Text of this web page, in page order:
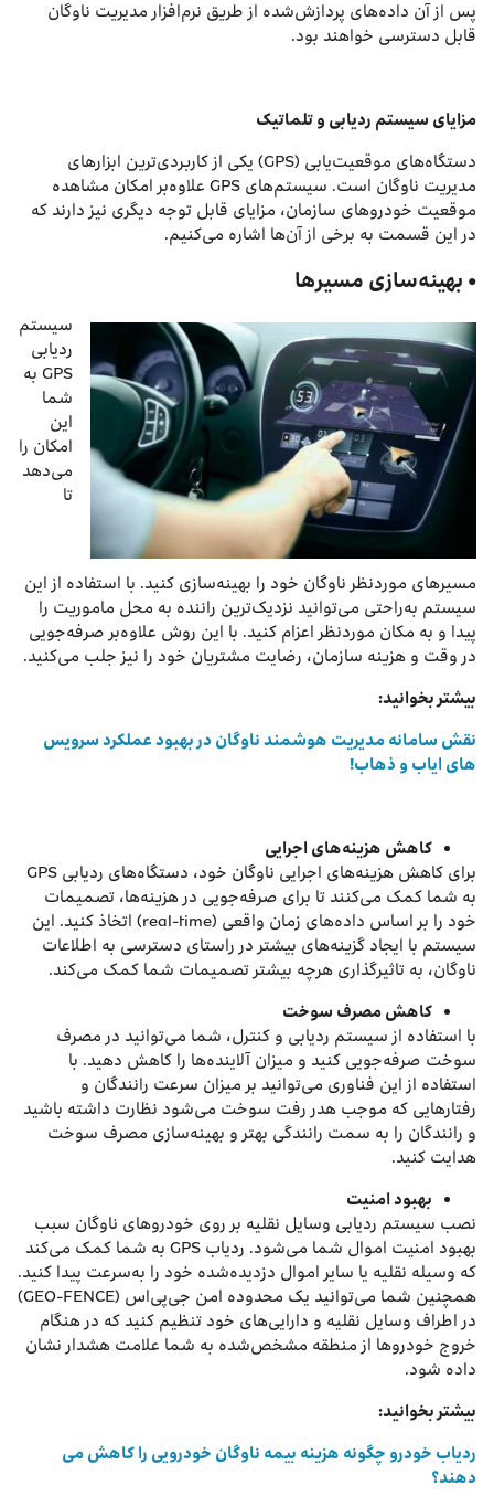
پس از آن داده‌های پردازش‌شده از طریق نرم‌افزار مدیریت ناوگان
قابل دسترسی خواهند بود.
مزایای سیستم ردیابی و تلماتیک
دستگاه‌های موقعیت‌یابی (GPS) یکی از کاربردی‌ترین ابزارهای
مدیریت ناوگان است. سیستم‌های GPS علاوه‌بر امکان مشاهده
موقعیت خودروهای سازمان، مزایای قابل توجه دیگری نیز دارند که
در این قسمت به برخی از آن‌ها اشاره می‌کنیم.
• بهینه‌سازی مسیرها
سیستم
ردیابی
GPS به
شما
این
امکان را
می‌دهد
تا
مسیرهای موردنظر ناوگان خود را بهینه‌سازی کنید. با استفاده از این
سیستم به‌راحتی می‌توانید نزدیک‌ترین راننده به محل ماموریت را
پیدا و به مکان موردنظر اعزام کنید. با این روش علاوه‌بر صرفه‌جویی
در وقت و هزینه سازمان، رضایت مشتریان خود را نیز جلب می‌کنید.
بیشتر بخوانید:
نقش سامانه مدیریت هوشمند ناوگان در بهبود عملکرد سرویس
‌های ایاب ‌و ‌ذهاب!
کاهش هزینه‌های اجرایی
برای کاهش هزینه‌‌های اجرایی ناوگان خود، دستگاه‌های ردیابی GPS
به شما کمک می‌کنند تا برای صرفه‌جویی در هزینه‌ها، تصمیمات
خود را بر اساس داده‌های زمان واقعی (real-time) اتخاذ کنید. این
سیستم با ایجاد گزینه‌های بیشتر در راستای دسترسی به اطلاعات
ناوگان، به تاثیرگذاری هرچه بیشتر تصمیمات شما کمک می‌کند.
کاهش مصرف سوخت
با استفاده از سیستم ردیابی و کنترل، شما می‌توانید در مصرف
سوخت صرفه‌جویی کنید و میزان آلاینده‌ها را کاهش دهید. با
استفاده از این فناوری می‌توانید بر میزان سرعت رانندگان و
رفتارهایی که موجب هدر رفت سوخت می‌شود نظارت داشته باشید
و رانندگان را به سمت رانندگی بهتر و بهینه‌سازی مصرف سوخت
هدایت کنید.
بهبود امنیت
نصب سیستم ردیابی وسایل نقلیه بر روی خودروهای ناوگان سبب
بهبود امنیت اموال شما می‌شود. ردیاب GPS به شما کمک می‌کند
که وسیله نقلیه یا سایر اموال دزدیده‌شده خود را به‌سرعت پیدا کنید.
همچنین شما می‌توانید یک محدوده امن جی‌پی‌اس (GEO-FENCE)
در اطراف وسایل نقلیه و دارایی‌های خود تنظیم کنید که در هنگام
خروج خودروها از منطقه مشخص‌شده به شما علامت هشدار نشان
داده شود.
بیشتر بخوانید:
ردیاب‌ خودرو چگونه هزینه بیمه ناوگان خودرویی را کاهش می‌
دهند؟